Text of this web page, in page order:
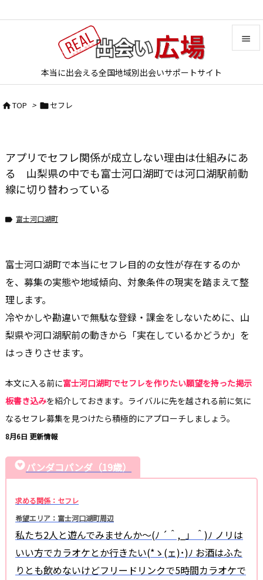
本当に出会える全国地域別出会いサポートサイト


次へ
TOP > セフレ
アプリでセフレ関係が成立しない理由は仕組みにあ
る 山梨県の中でも富士河口湖町では河口湖駅前動
線に切り替わっている
 富士河口湖町
富士河口湖町で本当にセフレ目的の女性が存在するのか
を、募集の実態や地域傾向、対象条件の現実を踏まえて整
理します。
冷やかしや勘違いで無駄な登録・課金をしないために、山
梨県や河口湖駅前の動きから「実在しているかどうか」を
はっきりさせます。
本文に入る前に富士河口湖町でセフレを作りたい願望を持った掲示
板書き込みを紹介しておきます。ライバルに先を越される前に気に
なるセフレ募集を見つけたら積極的にアプローチしましょう。
8月6日 更新情報
パンダコパンダ（19歳）
求める関係：セフレ
希望エリア：富士河口湖町周辺
私たち2人と遊んでみませんか〜(ﾉ ´＾,_」＾)ﾉ ノリは
いい方でカラオケとか行きたい(*ゝ(ェ)･)ﾉ お酒はふた
りとも飲めないけどフリードリンクで5時間カラオケで